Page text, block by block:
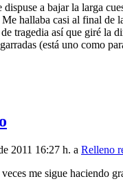
a bajar la larga
hallaba casi al final de
tragedia así que giré la
(está uno como
2011 16:27 h. a Relleno
me sigue haciendo